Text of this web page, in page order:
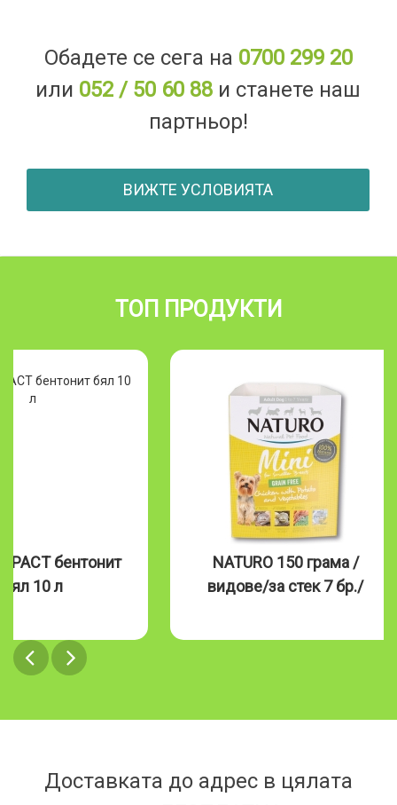
Обадете се сега на 0700 299 20
или 052 / 50 60 88 и станете наш
партньор!
ВИЖТЕ УСЛОВИЯТА
ТОП ПРОДУКТИ
бентонит
бял 10 л
NATURO 150 грама /
видове/за стек 7 бр./
Доставката до адрес в цялата